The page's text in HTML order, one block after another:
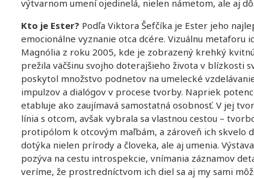
výtvarnom umení ojedinelá, nielen námetom, ale aj
Kto je Ester? Podľa Viktora Šefčíka je Ester jeho
emocionálne vyznanie otca dcére. Vizuálnu metaforu
Magnólia z roku 2005, kde je zobrazený krehký
prežila väčšinu svojho doterajšieho života v blízkosti
poskytol množstvo podnetov na umelecké
impulzov a dialógov v procese tvorby. Napriek
etabluje ako zaujímavá samostatná osobnosť. V jej
línia s otcom, avšak vybrala sa vlastnou cestou –
protipólom k otcovým maľbám, a zároveň ich skvelo
dotýka nielen prírody a človeka, ale aj umenia.
pozýva na cestu introspekcie, vnímania záznamov
veríme, že prostredníctvom ich diel sa aj my sami